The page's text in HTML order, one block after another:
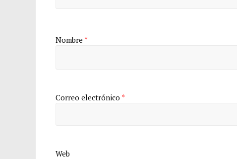
Nombre *
Correo electrónico *
Web